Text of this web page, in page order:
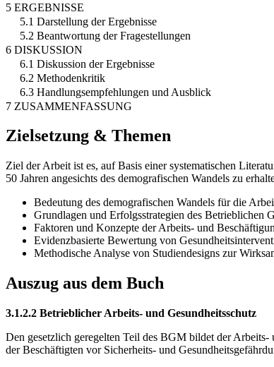
5 ERGEBNISSE
5.1 Darstellung der Ergebnisse
5.2 Beantwortung der Fragestellungen
6 DISKUSSION
6.1 Diskussion der Ergebnisse
6.2 Methodenkritik
6.3 Handlungsempfehlungen und Ausblick
7 ZUSAMMENFASSUNG
Zielsetzung & Themen
Ziel der Arbeit ist es, auf Basis einer systematischen
50 Jahren angesichts des demografischen Wandels zu
Bedeutung des demografischen Wandels für die
Grundlagen und Erfolgsstrategien des Betrieblichen
Faktoren und Konzepte der Arbeits- und
Evidenzbasierte Bewertung von
Methodische Analyse von Studiendesigns zur
Auszug aus dem Buch
3.1.2.2 Betrieblicher Arbeits- und Gesundheitsschutz
Den gesetzlich geregelten Teil des BGM bildet der
der Beschäftigten vor Sicherheits- und